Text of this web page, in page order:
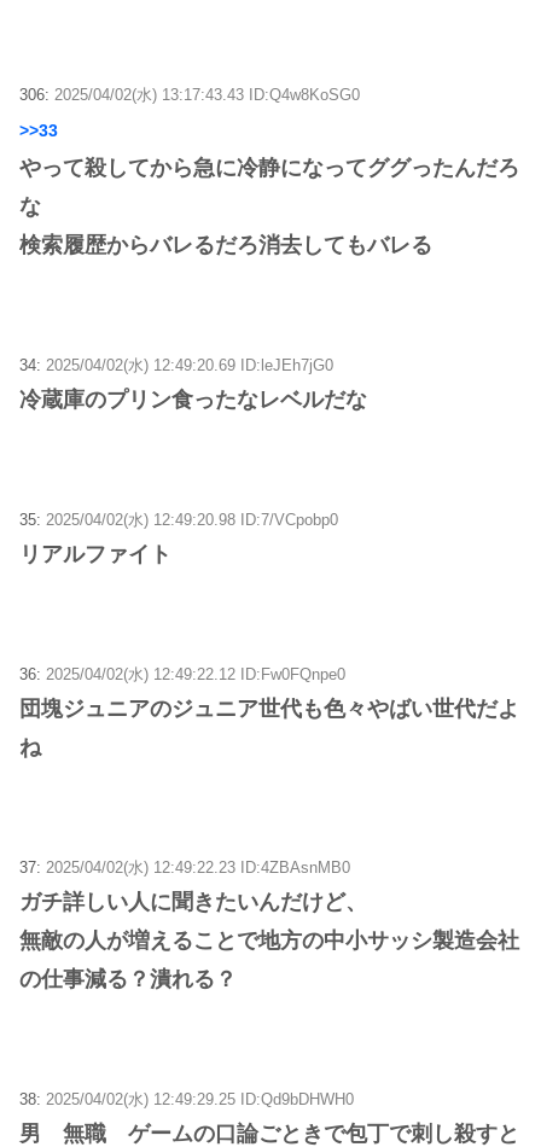
306: 2025/04/02(水) 13:17:43.43 ID:Q4w8KoSG0
>>33
やって殺してから急に冷静になってググったんだろ
な
検索履歴からバレるだろ消去してもバレる
34: 2025/04/02(水) 12:49:20.69 ID:leJEh7jG0
冷蔵庫のプリン食ったなレベルだな
35: 2025/04/02(水) 12:49:20.98 ID:7/VCpobp0
リアルファイト
36: 2025/04/02(水) 12:49:22.12 ID:Fw0FQnpe0
団塊ジュニアのジュニア世代も色々やばい世代だよ
ね
37: 2025/04/02(水) 12:49:22.23 ID:4ZBAsnMB0
ガチ詳しい人に聞きたいんだけど、
無敵の人が増えることで地方の中小サッシ製造会社
の仕事減る？潰れる？
38: 2025/04/02(水) 12:49:29.25 ID:Qd9bDHWH0
男 無職 ゲームの口論ごときで包丁で刺し殺すと